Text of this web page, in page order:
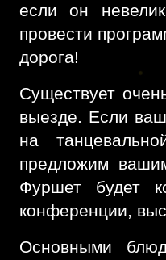
если он
провести
дорога!
Существует
выезде. Если
на
предложим
Фуршет будет
конференции,
Основными